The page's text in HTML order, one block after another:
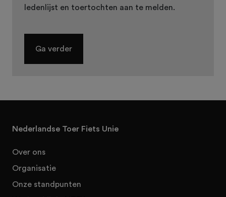
ledenlijst en toertochten aan te melden.
Ga verder
Nederlandse Toer Fiets Unie
Over ons
Organisatie
Onze standpunten